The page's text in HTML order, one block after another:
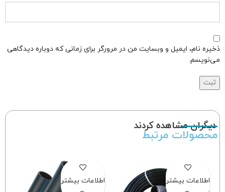
ذخیره نام، ایمیل و وبسایت من در مرورگر برای زمانی که دوباره دیدگاهی
می‌نویسم.
دیگران مشاهده کردند
محصولات مرتبط
اطلاعات بیشتر اطلاعات بیشتر